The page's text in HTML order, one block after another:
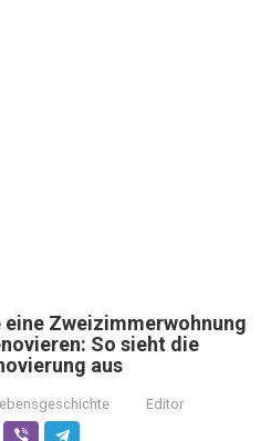
eine Zweizimmerwohnung
So sieht die
aus
Editor